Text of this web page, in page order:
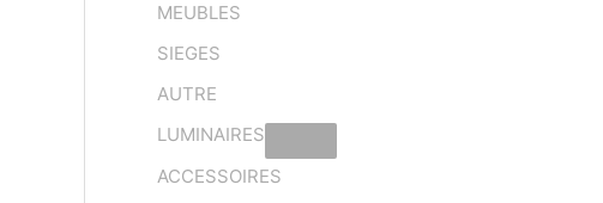
MEUBLES
SIEGES
AUTRE
LUMINAIRES
ACCESSOIRES